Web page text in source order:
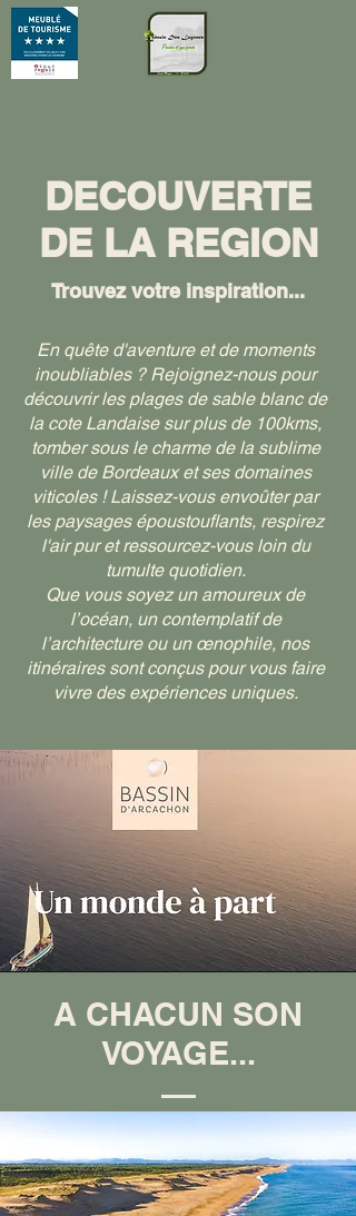
DECOUVERTE
DE LA REGION
Trouvez votre inspiration...
En quête d'aventure et de moments
inoubliables ? Rejoignez-nous pour
découvrir les plages de sable blanc de
la cote Landaise sur plus de 100kms,
tomber sous le charme de la sublime
ville de Bordeaux et ses domaines
viticoles ! Laissez-vous envoûter par
les paysages époustouflants, respirez
l'air pur et ressourcez-vous loin du
tumulte quotidien.
Que vous soyez un amoureux de
l’océan, un contemplatif de
l’architecture ou un œnophile, nos
itinéraires sont conçus pour vous faire
vivre des expériences uniques.
A CHACUN SON
VOYAGE...